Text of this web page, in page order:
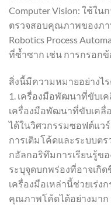
Computer Vision: ใช้ใน
ตรวจสอบคุณภาพของภ
Robotics Process
ที่ซ้ำซาก เช่น การกรอก
สิ่งนี้มีความหมายอย่างไ
1. เครื่องมือพัฒนาที่ขับเ
เครื่องมือพัฒนาที่ขับเคลื่
ได้ในวิศวกรรมซอฟต์แว
การเติมโค้ดและระบบต
กอัลกอริทึมการเรียนรู้ข
ระบุจุดบกพร่องที่อาจเกิ
เครื่องมือเหล่านี้ช่วยเร่
คุณภาพโค้ดได้อย่างมา